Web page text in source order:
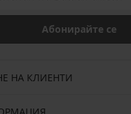
Абонирайте се
НА КЛИЕНТИ